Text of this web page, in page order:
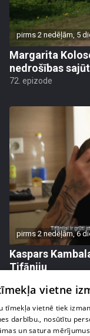
pirms 2 nedēļām, 5
Margarita
nedrošības
72. epizode
pirms 2 nedēļām, 6
Kaspars
Tifāniju
vietne
tīmekļa vietnē tiek
darbību., nosūtītu
un satura